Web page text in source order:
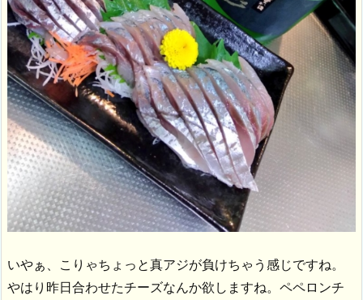
いやぁ、こりゃちょっと真アジが負けちゃう感じですね。
やはり昨日合わせたチーズなんか欲しますね。ペペロンチ